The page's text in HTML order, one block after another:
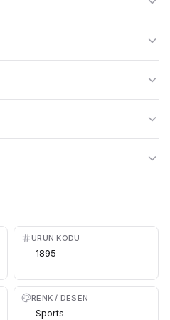
ÜRÜN KODU
1895
RENK / DESEN
Sports